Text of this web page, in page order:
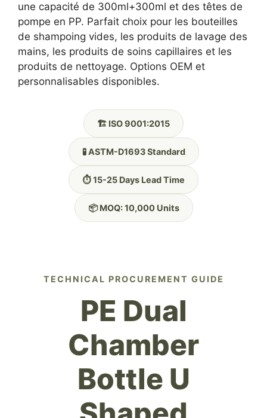
une capacité de 300ml+300ml et des têtes de
pompe en PP. Parfait choix pour les bouteilles
de shampoing vides, les produits de lavage des
mains, les produits de soins capillaires et les
produits de nettoyage. Options OEM et
personnalisables disponibles.
🏗️ ISO 9001:2015
🧪 ASTM-D1693 Standard
⏱️ 15-25 Days Lead Time
📦 MOQ: 10,000 Units
TECHNICAL PROCUREMENT GUIDE
PE Dual
Chamber
Bottle U